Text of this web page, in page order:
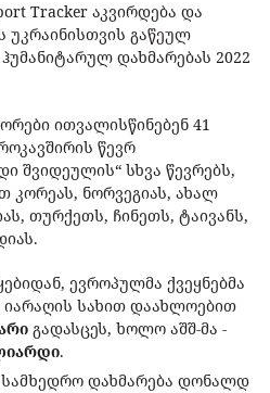
Tracker აკვირდება და
უკრაინისთვის გაწეულ
დახმარებას 2022
ითვალისწინებენ 41
წევრ
შვიდეულის“ სხვა წევრებს,
კორეას, ნორვეგიას, ახალ
თურქეთს, ჩინეთს, ტაივანს,
ევროპულმა ქვეყნებმა
სახით დაახლოებით
გადასცეს, ხოლო აშშ-მა -
.
სამხედრო დახმარება დონალდ